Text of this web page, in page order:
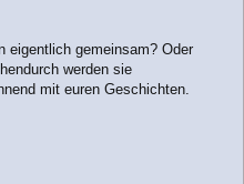
eigentlich gemeinsam? Oder
werden sie
mit euren Geschichten.